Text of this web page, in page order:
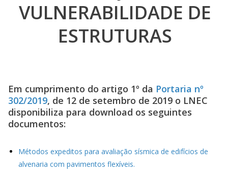
VULNERABILIDADE DE
ESTRUTURAS
Em cumprimento do artigo 1º da Portaria nº
302/2019, de 12 de setembro de 2019 o LNEC
disponibiliza para download os seguintes
documentos:
Métodos expeditos para avaliação sísmica de edifícios de
alvenaria com pavimentos flexíveis.